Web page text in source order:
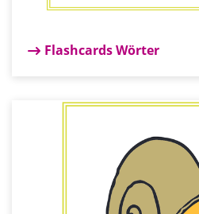
Flashcards Wörter